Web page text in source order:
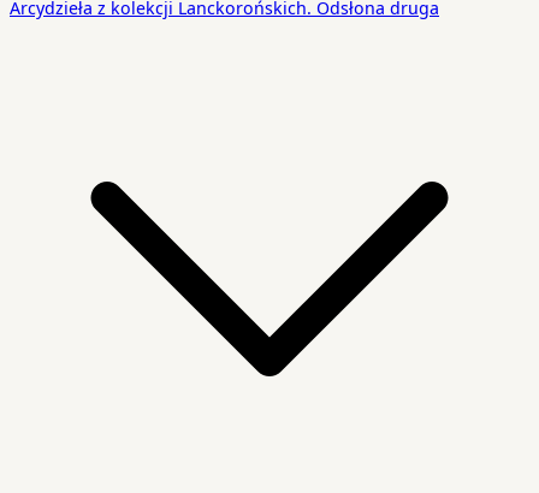
Arcydzieła z kolekcji Lanckorońskich. Odsłona druga